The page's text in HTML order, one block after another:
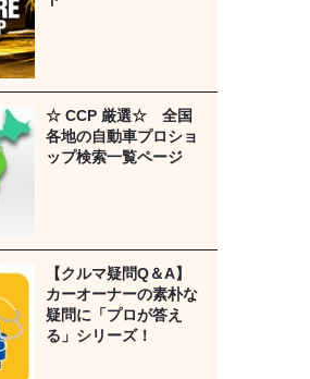
☆ CCP 厳選☆ 全国
各地の自動車プロショ
ップ検索一覧ページ
【クルマ疑問Q＆A】
カーオーナーの素朴な
疑問に「プロが答え
る」シリーズ！